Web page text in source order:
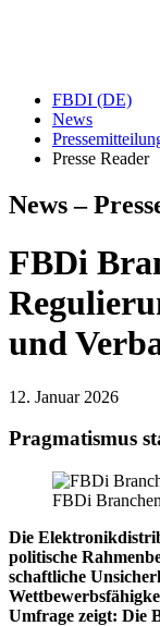
FBDI (DE)
News
Presse Reader
News –
FBDi
und
12. Januar 2026
Pragmatismus
FBDi
Die
politische
schaft­liche
Umfrage zeigt: Die